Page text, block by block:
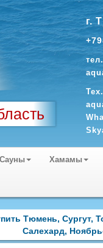
г.
Сауны Хамамы
Тюмень, Сургут,
Салехард,